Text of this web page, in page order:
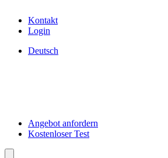
Kontakt
Login
Deutsch
Angebot anfordern
Kostenloser Test